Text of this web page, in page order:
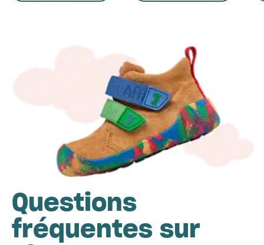
Questions
fréquentes sur